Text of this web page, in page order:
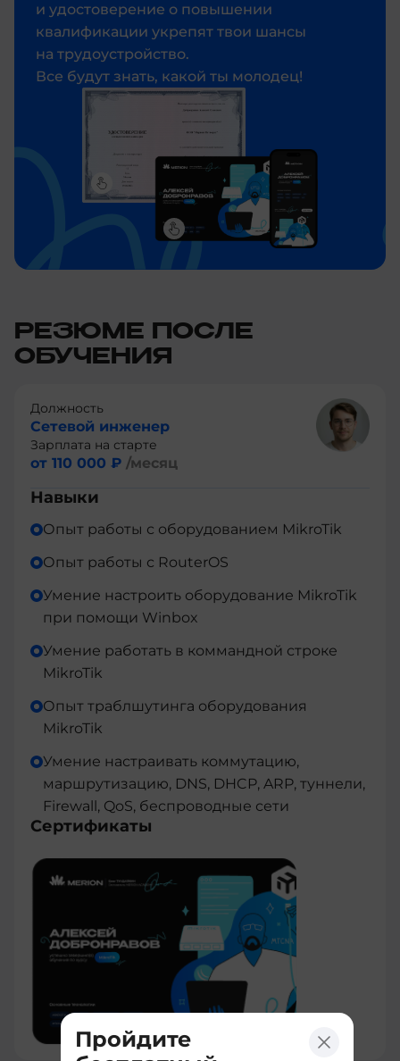
Пройдите
и удостоверение о повышении
квалификации укрепят твои шансы
на трудоустройство.
Все будут знать, какой ты молодец!
РЕЗЮМЕ ПОСЛЕ
ОБУЧЕНИЯ
Должность
Сетевой инженер
Зарплата на старте
от 110 000 ₽ /месяц
Навыки
Опыт работы с оборудованием MikroTik
Опыт работы с RouterOS
Умение настроить оборудование MikroTik
при помощи Winbox
Умение работать в коммандной строке
MikroTik
Опыт траблшутинга оборудования
MikroTik
Умение настраивать коммутацию,
маршрутизацию, DNS, DHCP, ARP, туннели,
Firewall, QoS, беспроводные сети
Сертификаты